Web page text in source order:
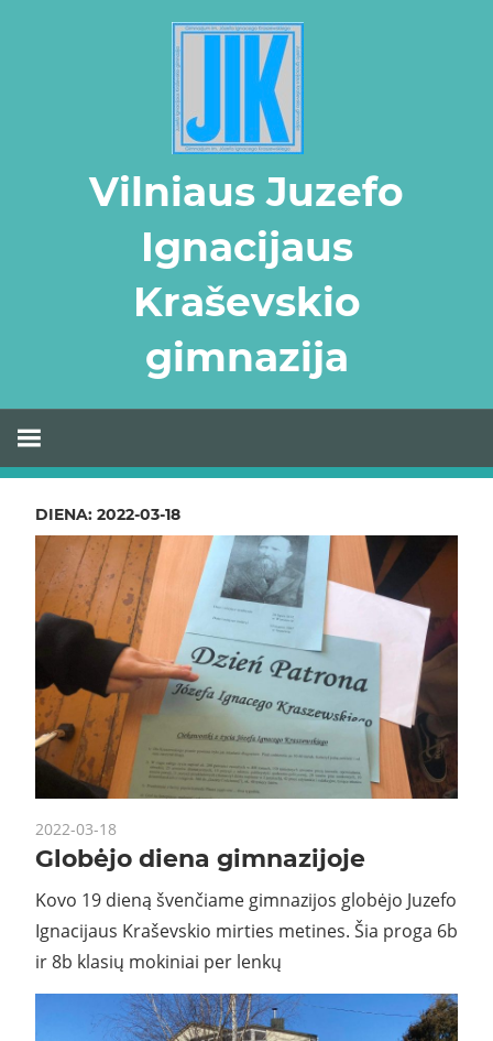
Vilniaus Juzefo
Ignacijaus
Kraševskio
gimnazija
DIENA: 2022-03-18
2022-03-18
Globėjo diena gimnazijoje
Kovo 19 dieną švenčiame gimnazijos globėjo Juzefo
Ignacijaus Kraševskio mirties metines. Šia proga 6b
ir 8b klasių mokiniai per lenkų